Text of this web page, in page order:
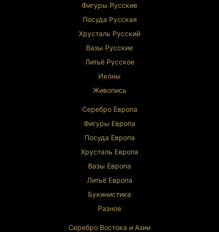
Фигуры Русские
Посуда Русская
Хрусталь Русский
Вазы Русские
Литьё Русское
Иконы
Живопись
Серебро Европа
Фигуры Европа
Посуда Европа
Хрусталь Европа
Вазы Европа
Литьё Европа
Букинистика
Разное
Серебро Востока и Азии